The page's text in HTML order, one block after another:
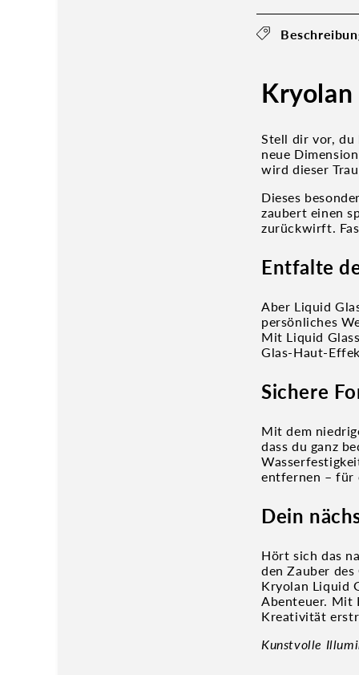
Stell dir vor, du
neue
wird dieser
Dieses
zaubert einen
zurückwirft.
Entfalte
Aber Liquid
persönliches
Mit Liquid
Glas-Haut-
Sichere
Mit dem
dass du ganz
entfernen – für
Dein
Hört sich das
den Zauber
Kryolan Liquid
Abenteuer. Mit
Kreativität
Kunstvolle